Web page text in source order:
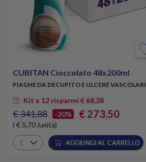
CUBITAN Cioccolato 48x200ml
PIAGHE DA DECUPITO E ULCERE VASCOLARI
Kit x 12 risparmi € 68,38
€ 341,88 -20% € 273,50
( € 5,70 /unità)
AGGIUNGI AL CARRELLO